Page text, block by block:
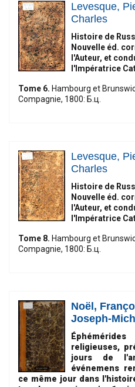
Levesque,
Charles
Histoire de
Nouvelle éd.
l'Auteur, et
l'Impératrice
Tome 6. Hambourg et
Compagnie, 1800: Б.ц.
Levesque,
Charles
Histoire de
Nouvelle éd.
l'Auteur, et
l'Impératrice
Tome 8. Hambourg et
Compagnie, 1800: Б.ц.
Noël,
Joseph-
religieuses,
jours de
événemens
ce même jour dans